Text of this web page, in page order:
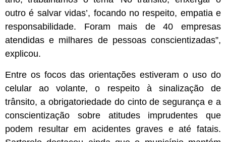
outro é salvar vidas’, focando no respeito, empatia e
responsabilidade. Foram mais de 40 empresas
atendidas e milhares de pessoas conscientizadas”,
explicou.
Entre os focos das orientações estiveram o uso do
celular ao volante, o respeito à sinalização de
trânsito, a obrigatoriedade do cinto de segurança e a
conscientização sobre atitudes imprudentes que
podem resultar em acidentes graves e até fatais.